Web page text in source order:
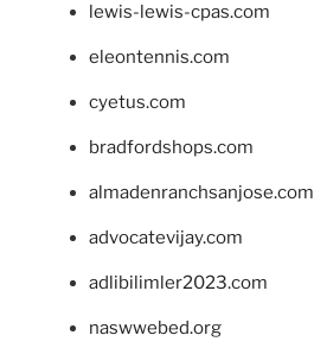
lewis-lewis-cpas.com
eleontennis.com
cyetus.com
bradfordshops.com
almadenranchsanjose.com
advocatevijay.com
adlibilimler2023.com
naswwebed.org